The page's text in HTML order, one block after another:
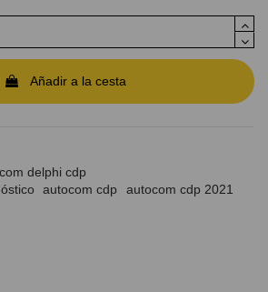
Añadir a la cesta
delphi cdp
autocom cdp autocom cdp 2021